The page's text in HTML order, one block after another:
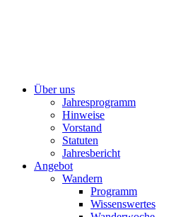
Über uns
Jahresprogramm
Hinweise
Vorstand
Statuten
Jahresbericht
Angebot
Wandern
Programm
Wissenswertes